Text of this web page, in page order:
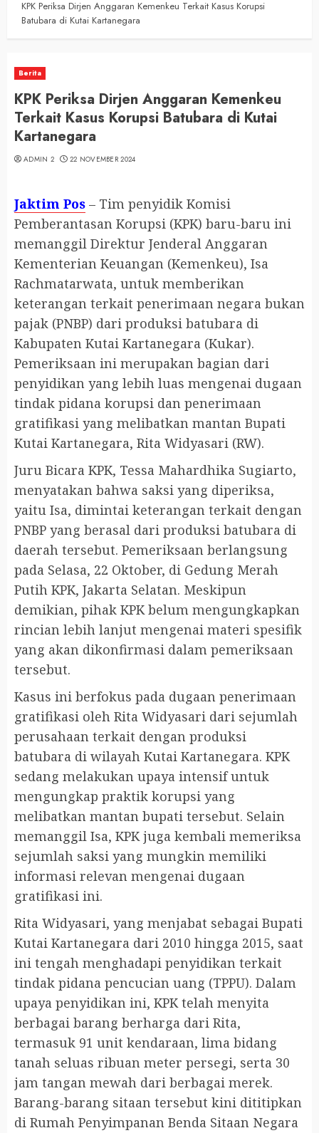
KPK Periksa Dirjen Anggaran Kemenkeu Terkait Kasus Korupsi
Batubara di Kutai Kartanegara
Berita
KPK Periksa Dirjen Anggaran Kemenkeu
Terkait Kasus Korupsi Batubara di Kutai
Kartanegara
ADMIN 2 22 NOVEMBER 2024
Jaktim Pos – Tim penyidik Komisi
Pemberantasan Korupsi (KPK) baru-baru ini
memanggil Direktur Jenderal Anggaran
Kementerian Keuangan (Kemenkeu), Isa
Rachmatarwata, untuk memberikan
keterangan terkait penerimaan negara bukan
pajak (PNBP) dari produksi batubara di
Kabupaten Kutai Kartanegara (Kukar).
Pemeriksaan ini merupakan bagian dari
penyidikan yang lebih luas mengenai dugaan
tindak pidana korupsi dan penerimaan
gratifikasi yang melibatkan mantan Bupati
Kutai Kartanegara, Rita Widyasari (RW).
Juru Bicara KPK, Tessa Mahardhika Sugiarto,
menyatakan bahwa saksi yang diperiksa,
yaitu Isa, dimintai keterangan terkait dengan
PNBP yang berasal dari produksi batubara di
daerah tersebut. Pemeriksaan berlangsung
pada Selasa, 22 Oktober, di Gedung Merah
Putih KPK, Jakarta Selatan. Meskipun
demikian, pihak KPK belum mengungkapkan
rincian lebih lanjut mengenai materi spesifik
yang akan dikonfirmasi dalam pemeriksaan
tersebut.
Kasus ini berfokus pada dugaan penerimaan
gratifikasi oleh Rita Widyasari dari sejumlah
perusahaan terkait dengan produksi
batubara di wilayah Kutai Kartanegara. KPK
sedang melakukan upaya intensif untuk
mengungkap praktik korupsi yang
melibatkan mantan bupati tersebut. Selain
memanggil Isa, KPK juga kembali memeriksa
sejumlah saksi yang mungkin memiliki
informasi relevan mengenai dugaan
gratifikasi ini.
Rita Widyasari, yang menjabat sebagai Bupati
Kutai Kartanegara dari 2010 hingga 2015, saat
ini tengah menghadapi penyidikan terkait
tindak pidana pencucian uang (TPPU). Dalam
upaya penyidikan ini, KPK telah menyita
berbagai barang berharga dari Rita,
termasuk 91 unit kendaraan, lima bidang
tanah seluas ribuan meter persegi, serta 30
jam tangan mewah dari berbagai merek.
Barang-barang sitaan tersebut kini dititipkan
di Rumah Penyimpanan Benda Sitaan Negara